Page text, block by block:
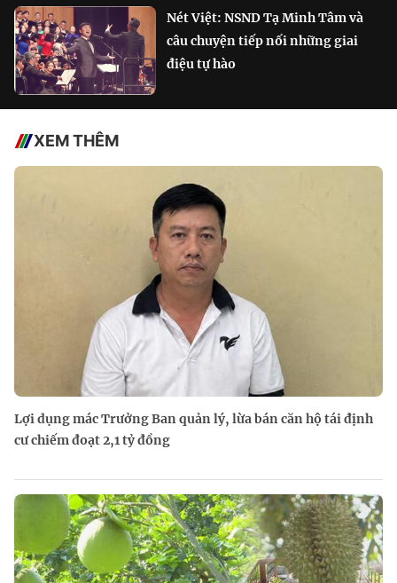
Nét Việt: NSND Tạ Minh Tâm và
câu chuyện tiếp nối những giai
điệu tự hào
XEM THÊM
Lợi dụng mác Trưởng Ban quản lý, lừa bán căn hộ tái định
cư chiếm đoạt 2,1 tỷ đồng